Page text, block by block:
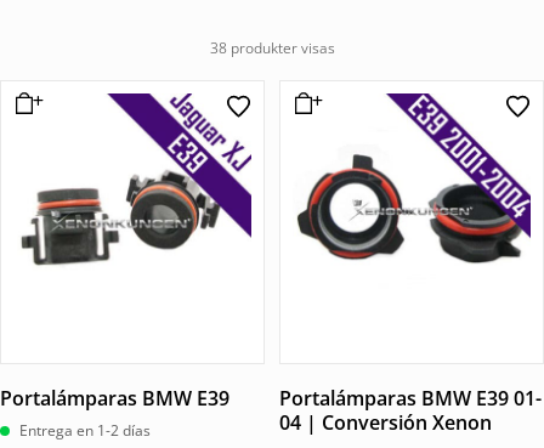
38 produkter visas
Portalámparas BMW E39
Entrega en 1-2 días
Portalámparas BMW E39 01-
04 | Conversión Xenon